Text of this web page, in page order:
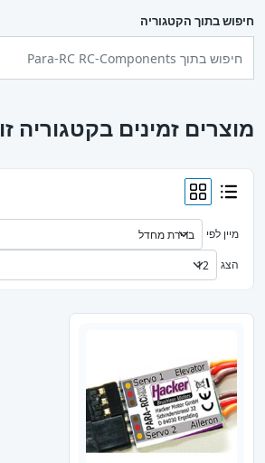
חיפוש בתוך הקטגוריה
מוצרים זמינים בקטגוריה זו
מיין לפי
הצג